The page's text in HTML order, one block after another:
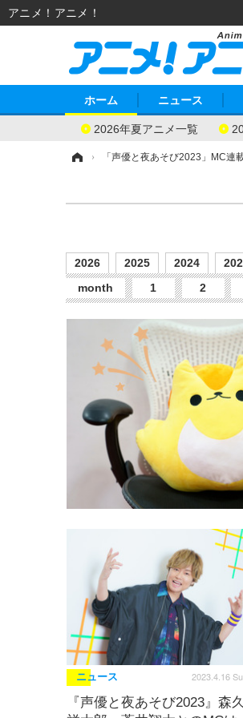
ホーム
2026年夏アニメ一覧
ニュース
› 「声優と夜あそび2023」MC連
2026 2025 2024
month
1 2
ニュース 2023.4.16
『声優と夜あそび2023』森
アニメ！アニメ！